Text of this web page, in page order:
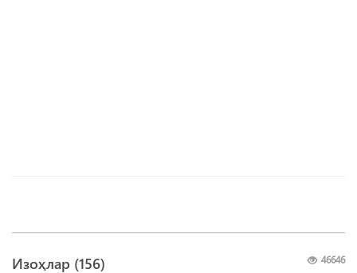
46646
Изоҳлар (156)